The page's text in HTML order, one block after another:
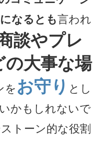
なるとも言われ
談やプレ
の大事な場
を お守り とし
かもしれないで
トーン的な役割